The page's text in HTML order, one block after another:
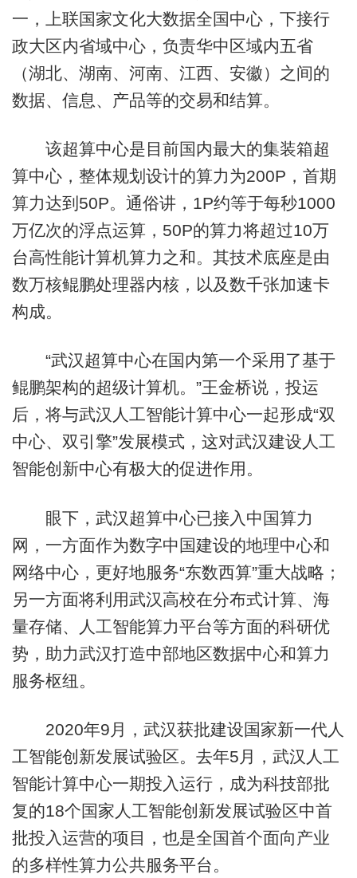
一，上联国家文化大数据全国中心，下接行
政大区内省域中心，负责华中区域内五省
（湖北、湖南、河南、江西、安徽）之间的
数据、信息、产品等的交易和结算。
该超算中心是目前国内最大的集装箱超
算中心，整体规划设计的算力为200P，首期
算力达到50P。通俗讲，1P约等于每秒1000
万亿次的浮点运算，50P的算力将超过10万
台高性能计算机算力之和。其技术底座是由
数万核鲲鹏处理器内核，以及数千张加速卡
构成。
“武汉超算中心在国内第一个采用了基于
鲲鹏架构的超级计算机。”王金桥说，投运
后，将与武汉人工智能计算中心一起形成“双
中心、双引擎”发展模式，这对武汉建设人工
智能创新中心有极大的促进作用。
眼下，武汉超算中心已接入中国算力
网，一方面作为数字中国建设的地理中心和
网络中心，更好地服务“东数西算”重大战略；
另一方面将利用武汉高校在分布式计算、海
量存储、人工智能算力平台等方面的科研优
势，助力武汉打造中部地区数据中心和算力
服务枢纽。
2020年9月，武汉获批建设国家新一代人
工智能创新发展试验区。去年5月，武汉人工
智能计算中心一期投入运行，成为科技部批
复的18个国家人工智能创新发展试验区中首
批投入运营的项目，也是全国首个面向产业
的多样性算力公共服务平台。